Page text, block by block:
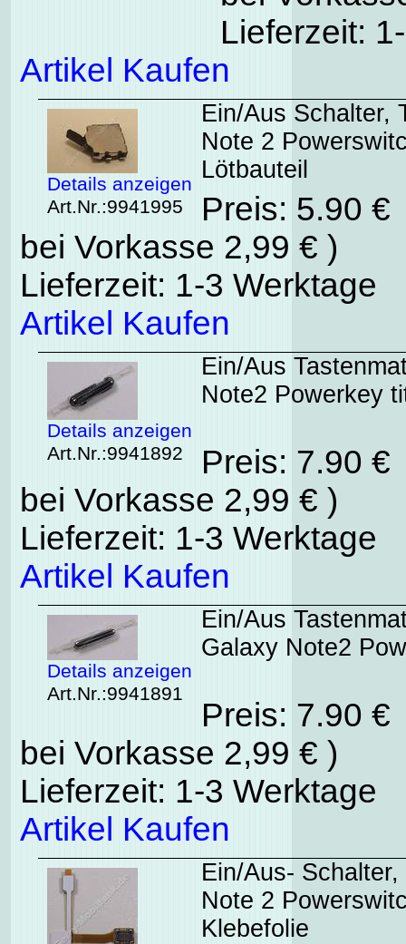
Lieferzeit:
Artikel Kaufen
Details anzeigen
Art.Nr.:9941995
Ein/Aus Schalter,
Note 2
Lötbauteil
Preis: 5.90
bei Vorkasse 2,99 € )
Lieferzeit: 1-3 Werktage
Artikel Kaufen
Details anzeigen
Art.Nr.:9941892
Ein/Aus
Note2 Powerkey
Preis: 7.90
bei Vorkasse 2,99 € )
Lieferzeit: 1-3 Werktage
Artikel Kaufen
Details anzeigen
Art.Nr.:9941891
Ein/Aus
Galaxy Note2
Preis: 7.90
bei Vorkasse 2,99 € )
Lieferzeit: 1-3 Werktage
Artikel Kaufen
Ein/Aus-
Note 2
Klebefolie